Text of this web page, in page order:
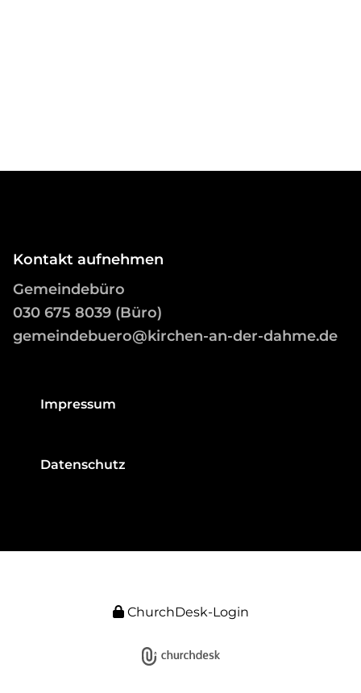
Kontakt aufnehmen
Gemeindebüro
030 675 8039 (Büro)
gemeindebuero@kirchen-an-der-dahme.de
Impressum
Datenschutz
ChurchDesk-Login